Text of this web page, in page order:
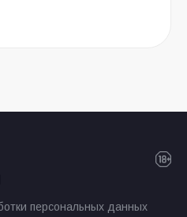
персональных данных